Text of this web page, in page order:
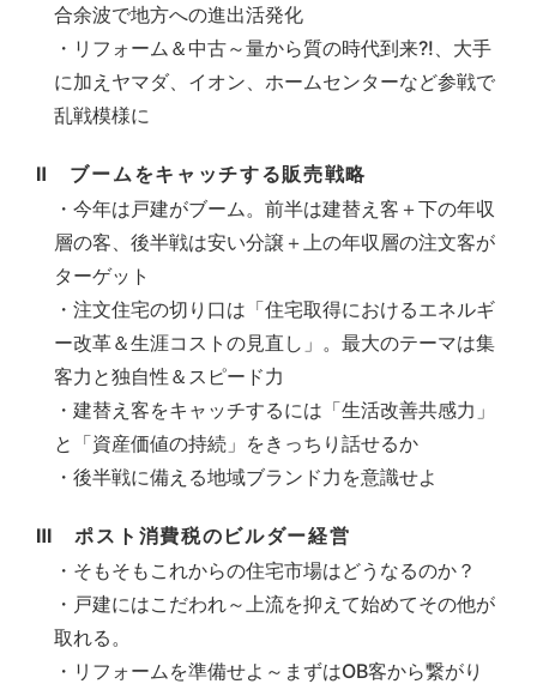
合余波で地方への進出活発化
・リフォーム＆中古～量から質の時代到来?!、大手
に加えヤマダ、イオン、ホームセンターなど参戦で
乱戦模様に
Ⅱ ブームをキャッチする販売戦略
・今年は戸建がブーム。前半は建替え客＋下の年収
層の客、後半戦は安い分譲＋上の年収層の注文客が
ターゲット
・注文住宅の切り口は「住宅取得におけるエネルギ
ー改革＆生涯コストの見直し」。最大のテーマは集
客力と独自性＆スピード力
・建替え客をキャッチするには「生活改善共感力」
と「資産価値の持続」をきっちり話せるか
・後半戦に備える地域ブランド力を意識せよ
Ⅲ ポスト消費税のビルダー経営
・そもそもこれからの住宅市場はどうなるのか？
・戸建にはこだわれ～上流を抑えて始めてその他が
取れる。
・リフォームを準備せよ～まずはOB客から繋がり